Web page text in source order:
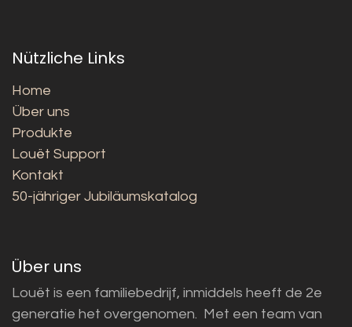
Nützliche Links
Home
Über uns
Produkte
Louët Support
Kontakt
50-jähriger Jubiläumskatalog
Über uns
Louët is een familiebedrijf, inmiddels heeft de 2e
generatie het overgenomen. Met een team van